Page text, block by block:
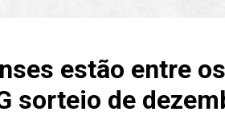
estão entre
sorteio de